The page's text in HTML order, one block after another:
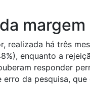
margem
realizada há três
enquanto a
responder
da pesquisa,